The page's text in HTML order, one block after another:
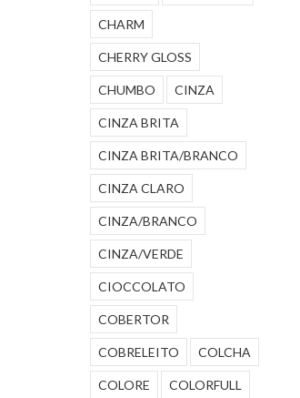
CHARM
CHERRY GLOSS
CHUMBO CINZA
CINZA BRITA
CINZA BRITA/BRANCO
CINZA CLARO
CINZA/BRANCO
CINZA/VERDE
CIOCCOLATO
COBERTOR
COBRELEITO COLCHA
COLORE COLORFULL